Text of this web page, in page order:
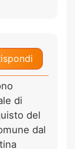
di
del
dal